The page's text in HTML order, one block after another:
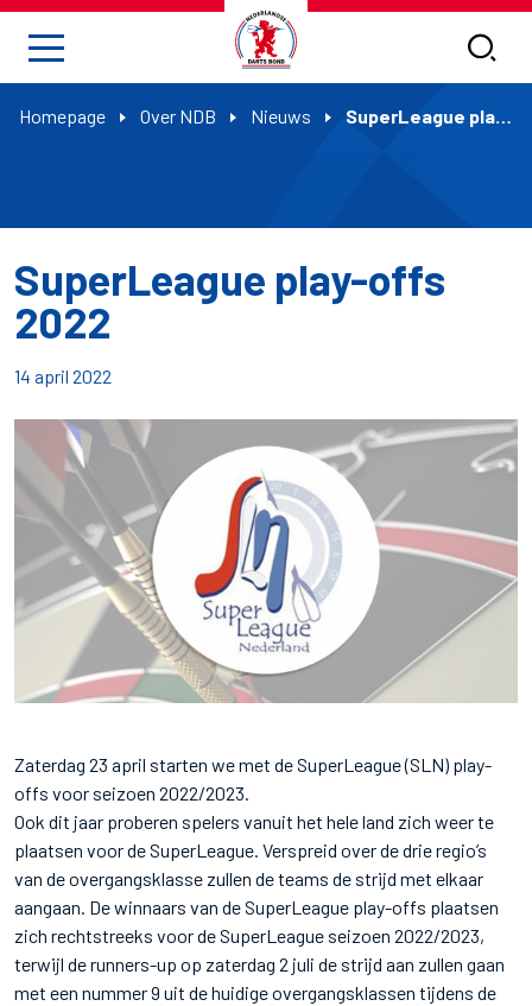
Homepage Over NDB Nieuws SuperLeague play-offs 2022
SuperLeague play-offs
2022
14 april 2022
Zaterdag 23 april starten we met de SuperLeague (SLN) play-
offs voor seizoen 2022/2023.
Ook dit jaar proberen spelers vanuit het hele land zich weer te
plaatsen voor de SuperLeague. Verspreid over de drie regio’s
van de overgangsklasse zullen de teams de strijd met elkaar
aangaan. De winnaars van de SuperLeague play-offs plaatsen
zich rechtstreeks voor de SuperLeague seizoen 2022/2023,
terwijl de runners-up op zaterdag 2 juli de strijd aan zullen gaan
met een nummer 9 uit de huidige overgangsklassen tijdens de